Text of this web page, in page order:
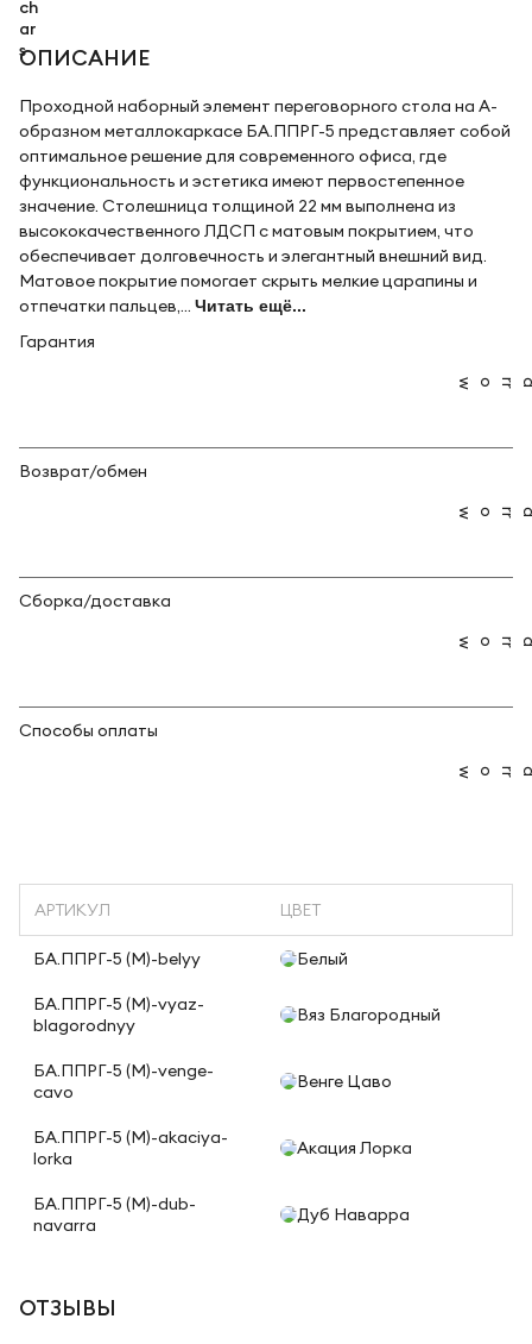
ОПИСАНИЕ
Проходной наборный элемент переговорного стола на А-
образном металлокаркасе БА.ППРГ-5 представляет собой
оптимальное решение для современного офиса, где
функциональность и эстетика имеют первостепенное
значение. Столешница толщиной 22 мм выполнена из
высококачественного ЛДСП с матовым покрытием, что
обеспечивает долговечность и элегантный внешний вид.
Матовое покрытие помогает скрыть мелкие царапины и
отпечатки пальцев,... Читать ещё...
Гарантия
Возврат/обмен
Сборка/доставка
Способы оплаты
АРТИКУЛ ЦВЕТ
БА.ППРГ-5 (M)-belyy Белый
БА.ППРГ-5 (M)-vyaz-
blagorodnyy
Вяз Благородный
БА.ППРГ-5 (M)-venge-
cavo
Венге Цаво
БА.ППРГ-5 (M)-akaciya-
lorka
Акация Лорка
БА.ППРГ-5 (M)-dub-
navarra
Дуб Наварра
ОТЗЫВЫ